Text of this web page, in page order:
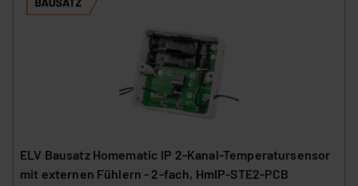
ELV Bausatz Homematic IP 2-Kanal-Temperatursensor
mit externen Fühlern - 2-fach, HmIP-STE2-PCB